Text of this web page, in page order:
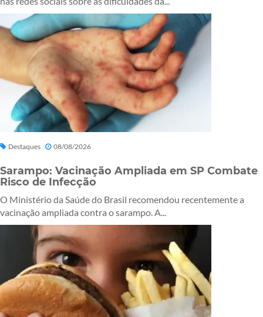
Destaques 08/08/2026
Sarampo: Vacinação Ampliada em SP Combate
Risco de Infecção
O Ministério da Saúde do Brasil recomendou recentemente a
vacinação ampliada contra o sarampo. A...